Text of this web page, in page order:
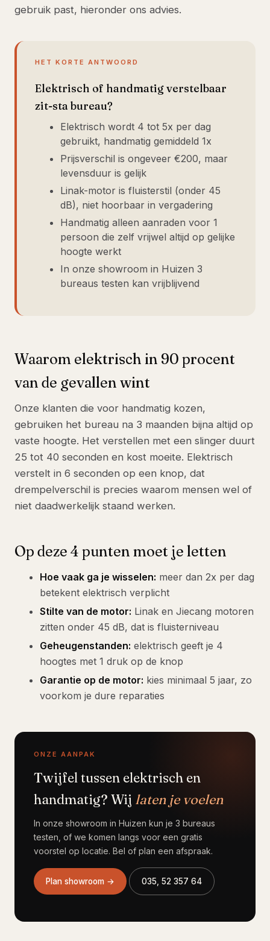
gebruik past, hieronder ons advies.
HET KORTE ANTWOORD
Elektrisch of handmatig verstelbaar
zit-sta bureau?
Elektrisch wordt 4 tot 5x per dag
gebruikt, handmatig gemiddeld 1x
Prijsverschil is ongeveer €200, maar
levensduur is gelijk
Linak-motor is fluisterstil (onder 45
dB), niet hoorbaar in vergadering
Handmatig alleen aanraden voor 1
persoon die zelf vrijwel altijd op gelijke
hoogte werkt
In onze showroom in Huizen 3
bureaus testen kan vrijblijvend
Waarom elektrisch in 90 procent
van de gevallen wint
Onze klanten die voor handmatig kozen,
gebruiken het bureau na 3 maanden bijna altijd op
vaste hoogte. Het verstellen met een slinger duurt
25 tot 40 seconden en kost moeite. Elektrisch
verstelt in 6 seconden op een knop, dat
drempelverschil is precies waarom mensen wel of
niet daadwerkelijk staand werken.
Op deze 4 punten moet je letten
Hoe vaak ga je wisselen: meer dan 2x per dag
betekent elektrisch verplicht
Stilte van de motor: Linak en Jiecang motoren
zitten onder 45 dB, dat is fluisterniveau
Geheugenstanden: elektrisch geeft je 4
hoogtes met 1 druk op de knop
Garantie op de motor: kies minimaal 5 jaar, zo
voorkom je dure reparaties
ONZE AANPAK
Twijfel tussen elektrisch en
handmatig? Wij laten je voelen
In onze showroom in Huizen kun je 3 bureaus
testen, of we komen langs voor een gratis
voorstel op locatie. Bel of plan een afspraak.
Plan showroom → 035, 52 357 64